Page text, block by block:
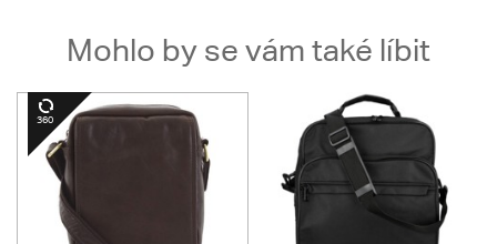
Mohlo by se vám také líbit